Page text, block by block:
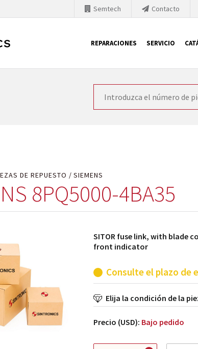
Contacto
Semtech
REPARACIONES SERVICIO
con SIEMENS
por módulos del propio almacén.
DE REPUESTO SIEMENS
8PQ5000-4BA35
SITOR fuse link, with blade
front indicator
Consulte el plazo de
Elija la condición de la
Precio (USD): Bajo pedido